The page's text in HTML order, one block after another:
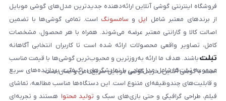
فروشگاه اینترنتی گوشی آنلاین ارائه‌دهنده جدیدترین مدل‌های گوشی موبایل
از برندهای معتبر شامل اپل و سامسونگ است. تمامی گوشی‌ها با تضمین
اصالت کالا و گارانتی معتبر عرضه می‌شوند. همراه با هر محصول، مشخصات
کامل، تصاویر واقعی محصولات ارائه شده است تا کاربران انتخابی آگاهانه
داشته باشند. هدف ما ارائه به‌روزترین و محبوب‌ترین گوشی‌ها با قیمت مناسب
است. با گوشی آنلاین، خرید گوشی موبایل سریع، امن و آسان است.
تبلت
مجموعه تبلت‌ها شامل مدل‌هایی با نمایشگرهای باکیفیت، پردازنده‌های سریع
و قابلیت‌های چندوظیفه‌ای متنوع است. این دستگاه‌ها مناسب مطالعه، تماشای
فیلم، طراحی گرافیکی و حتی بازی‌های سبک و تولید محتوا هستند و تجربه‌ای